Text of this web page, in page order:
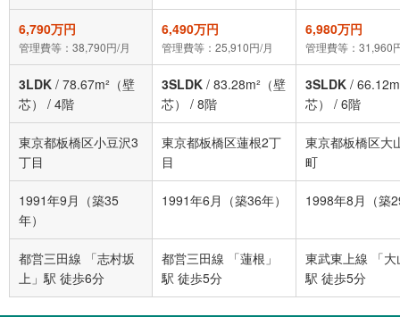
6,790万円
管理費等：38,790円/月
6,490万円
管理費等：25,910円/月
6,980万円
管理費等：31,960
3LDK / 78.67m²（壁
芯）
/ 4階
3SLDK / 83.28m²（壁
芯）
/ 8階
3SLDK /
芯）
/ 6階
東京都板橋区小豆沢3
丁目
東京都板橋区蓮根2丁
目
東京都板橋区大
町
1991年9月（築35
年）
1991年6月（築36年） 1998年8月（築
都営三田線 「志村坂
上」駅 徒歩6分
都営三田線 「蓮根」
駅 徒歩5分
東武東上線 「大
駅 徒歩5分